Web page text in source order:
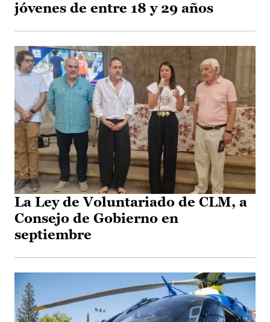
jóvenes de entre 18 y 29 años
La Ley de Voluntariado de CLM, a
Consejo de Gobierno en
septiembre